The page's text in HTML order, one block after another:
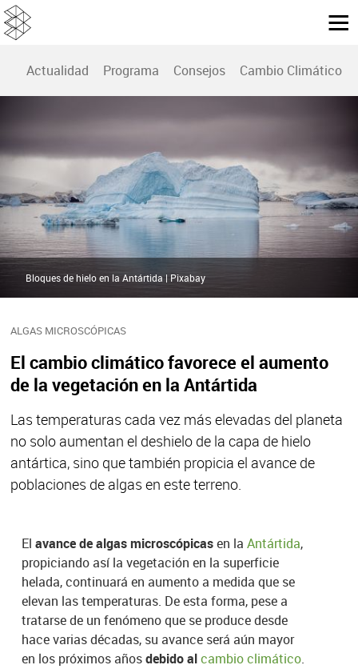
Actualidad Programa Consejos Cambio Climático
ALGAS MICROSCÓPICAS
El cambio climático favorece el aumento
de la vegetación en la Antártida
Las temperaturas cada vez más elevadas del planeta
no solo aumentan el deshielo de la capa de hielo
antártica, sino que también propicia el avance de
poblaciones de algas en este terreno.
Bloques de hielo en la Antártida | Pixabay
Elavance dealgas microscópicasen laAntártida,
propiciando así la vegetación en la superficie
helada, continuará en aumento a medida que se
elevan las temperaturas. De esta forma, pese a
tratarse de un fenómeno que se produce desde
hace varias décadas, su avance será aún mayor
en los próximos añosdebido alcambio climático.